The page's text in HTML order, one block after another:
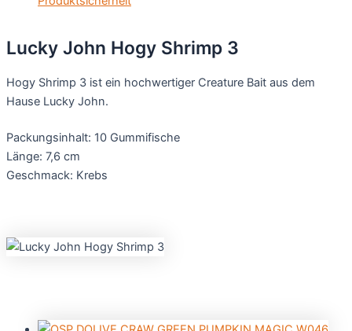
Lucky John Hogy Shrimp 3
Hogy Shrimp 3 ist ein hochwertiger Creature Bait aus dem
Hause Lucky John.
Packungsinhalt: 10 Gummifische
Länge: 7,6 cm
Geschmack: Krebs